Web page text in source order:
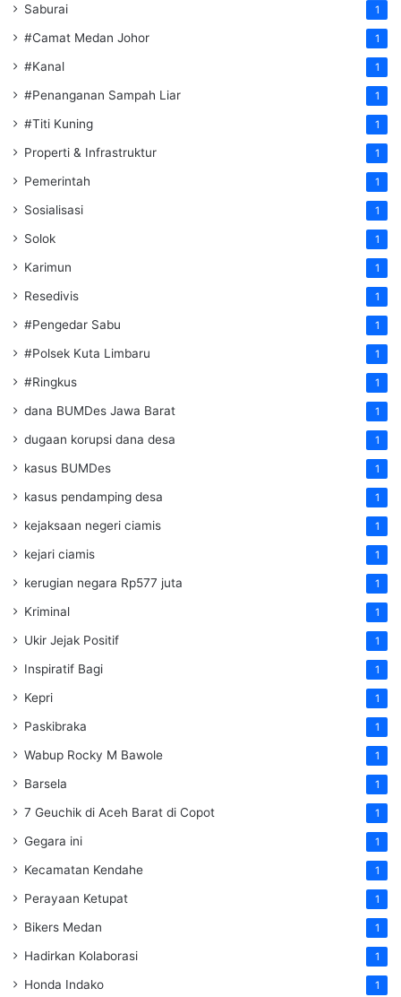
Saburai 1
#Camat Medan Johor 1
#Kanal 1
#Penanganan Sampah Liar 1
#Titi Kuning 1
Properti & Infrastruktur 1
Pemerintah 1
Sosialisasi 1
Solok 1
Karimun 1
Resedivis 1
#Pengedar Sabu 1
#Polsek Kuta Limbaru 1
#Ringkus 1
dana BUMDes Jawa Barat 1
dugaan korupsi dana desa 1
kasus BUMDes 1
kasus pendamping desa 1
kejaksaan negeri ciamis 1
kejari ciamis 1
kerugian negara Rp577 juta 1
Kriminal 1
Ukir Jejak Positif 1
Inspiratif Bagi 1
Kepri 1
Paskibraka 1
Wabup Rocky M Bawole 1
Barsela 1
7 Geuchik di Aceh Barat di Copot 1
Gegara ini 1
Kecamatan Kendahe 1
Perayaan Ketupat 1
Bikers Medan 1
Hadirkan Kolaborasi 1
Honda Indako 1